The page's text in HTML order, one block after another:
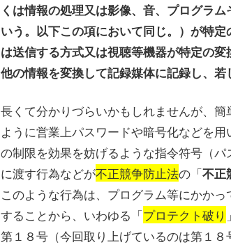
くは情報の処理又は影像、音、プログラ
いう。以下この項において同じ。）が特
は送信する方式又は視聴等機器が特定の
他の情報を変換して記録媒体に記録し、若
長くて分かりづらいかもしれませんが、
ように営業上パスワードや暗号化などを
の制限を効果を妨げるような指令符号（
に渡す行為などが不正競争防止法の「不正
このような行為は、プログラム等にかか
することから、いわゆる「プロテクト破り
第１８号（今回取り上げているのは第１